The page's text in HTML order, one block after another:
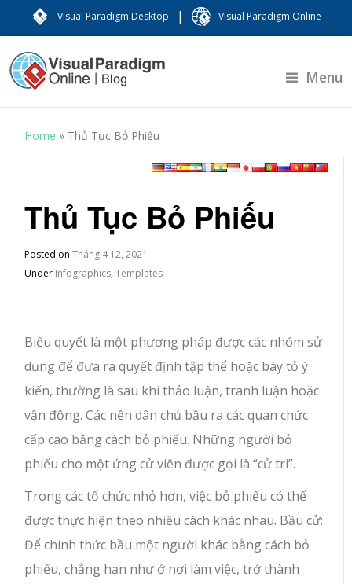
Visual Paradigm Desktop | Visual Paradigm Online
Menu
Home » Thủ Tục Bỏ Phiếu
Thủ Tục Bỏ Phiếu
Posted onTháng 4 12, 2021
Under Infographics,Templates
Biểu quyết là một phương pháp được các nhóm sử
dụng để đưa ra quyết định tập thể hoặc bày tỏ ý
kiến, thường là sau khi thảo luận, tranh luận hoặc
vận động.Các nền dân chủ bầu ra các quan chức
cấp cao bằng cách bỏ phiếu. Những người bỏ
phiếu cho một ứng cử viên được gọi là “cử tri”.
Trong các tổ chức nhỏ hơn, việc bỏ phiếu có thể
được thực hiện theo nhiều cách khác nhau. Bầu cử:
Để chính thức bầu một người khác bằng cách bỏ
phiếu, chẳng hạn như ở nơi làm việc, trở thành